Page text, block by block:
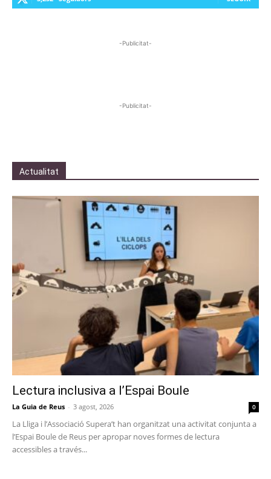
-Publicitat-
-Publicitat-
Actualitat
Lectura inclusiva a l’Espai Boule
La Guia de Reus - 3 agost, 2026 0
La Lliga i l’Associació Supera’t han organitzat una activitat conjunta a
l’Espai Boule de Reus per apropar noves formes de lectura
accessibles a través...